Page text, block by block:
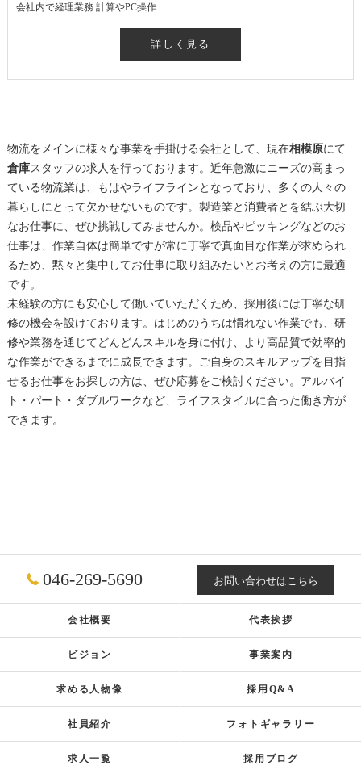
会社内で経理業務 計算やPC操作
詳しく見る
物流をメインに様々な事業を手掛ける会社として、現在相模原にて
倉庫スタッフの求人を行っております。近年急激にニーズの高まっ
ている物流業は、もはやライフラインとなっており、多くの人々の
暮らしにとって欠かせないものです。製造業と消費者とを結ぶ大切
なお仕事に、ぜひ挑戦してみませんか。検品やピッキングなどのお
仕事は、作業自体は簡単ですが常に丁寧で真面目な作業が求められ
るため、黙々と集中してお仕事に取り組みたいとお考えの方に最適
です。
未経験の方にも安心して働いていただくため、採用後には丁寧な研
修の機会を設けております。はじめのうちは慣れない作業でも、研
修や業務を通じてどんどんスキルを身に付け、より高品質で効率的
な作業ができるまでに成長できます。ご自身のスキルアップを目指
せるお仕事をお探しの方は、ぜひ応募をご検討ください。アルバイ
ト・パート・ダブルワークなど、ライフスタイルに合った働き方が
できます。
046-269-5690 お問い合わせはこちら
会社概要 代表挨拶
ビジョン 事業案内
求める人物像 採用Q&A
社員紹介 フォトギャラリー
求人一覧 採用ブログ